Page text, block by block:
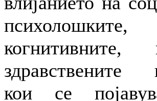
психолошките,
здравствените
кои се